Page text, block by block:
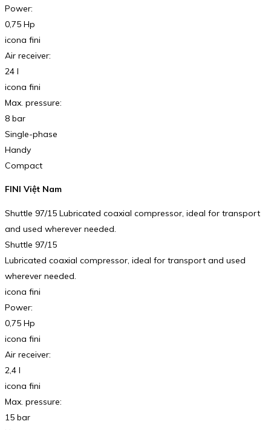
Power:
0,75 Hp
icona fini
Air receiver:
24 l
icona fini
Max. pressure:
8 bar
Single-phase
Handy
Compact
FINI Việt Nam
Shuttle 97/15 Lubricated coaxial compressor, ideal for transport
and used wherever needed.
Shuttle 97/15
Lubricated coaxial compressor, ideal for transport and used
wherever needed.
icona fini
Power:
0,75 Hp
icona fini
Air receiver:
2,4 l
icona fini
Max. pressure:
15 bar